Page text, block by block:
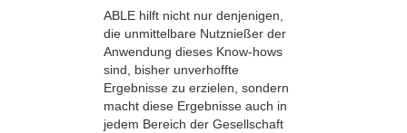
ABLE hilft nicht nur denjenigen,
die unmittelbare Nutznießer der
Anwendung dieses Know-hows
sind, bisher unverhoffte
Ergebnisse zu erzielen, sondern
macht diese Ergebnisse auch in
jedem Bereich der Gesellschaft